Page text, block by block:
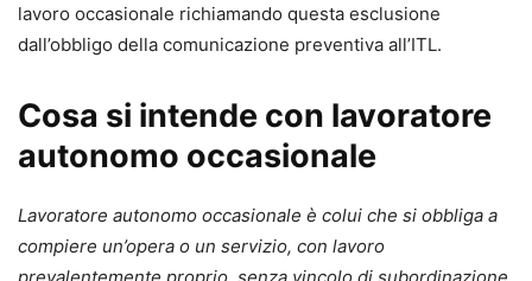
lavoro occasionale richiamando questa esclusione
dall’obbligo della comunicazione preventiva all’ITL.
Cosa si intende con lavoratore
autonomo occasionale
Lavoratore autonomo occasionale è colui che si obbliga a
compiere un’opera o un servizio, con lavoro